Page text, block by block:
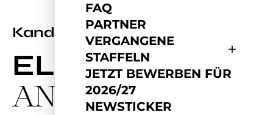
FAQ
PARTNER
VERGANGENE
STAFFELN
JETZT BEWERBEN FÜR
2026/27
NEWSTICKER
Kandidatin2022
ELSA
ANDREI